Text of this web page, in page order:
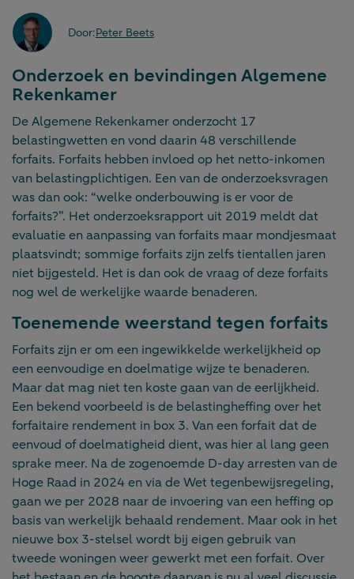
Door:Peter Beets
Onderzoek en bevindingen Algemene
Rekenkamer
De Algemene Rekenkamer onderzocht 17
belastingwetten en vond daarin 48 verschillende
forfaits. Forfaits hebben invloed op het netto-inkomen
van belastingplichtigen. Een van de onderzoeksvragen
was dan ook: “welke onderbouwing is er voor de
forfaits?”. Het onderzoeksrapport uit 2019 meldt dat
evaluatie en aanpassing van forfaits maar mondjesmaat
plaatsvindt; sommige forfaits zijn zelfs tientallen jaren
niet bijgesteld. Het is dan ook de vraag of deze forfaits
nog wel de werkelijke waarde benaderen.
Toenemende weerstand tegen forfaits
Forfaits zijn er om een ingewikkelde werkelijkheid op
een eenvoudige en doel­matige wijze te benaderen.
Maar dat mag niet ten koste gaan van de eerlijkheid.
Een bekend voorbeeld is de belastingheffing over het
forfaitaire rendement in box 3. Van een forfait dat de
eenvoud of doelmatigheid dient, was hier al lang geen
sprake meer. Na de zogenoemde D-day arresten van de
Hoge Raad in 2024 en via de Wet tegenbewijsregeling,
gaan we per 2028 naar de invoering van een heffing op
basis van werkelijk behaald rendement. Maar ook in het
nieuwe box 3-stelsel wordt bij eigen gebruik van
tweede woningen weer gewerkt met een forfait. Over